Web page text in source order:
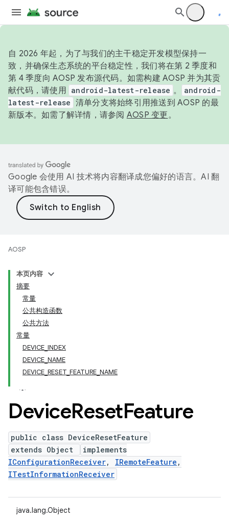
自 2026 年起，为了与我们的主干稳定开发模型保持一
致，并确保生态系统的平台稳定性，我们将在第 2 季度和
第 4 季度向 AOSP 发布源代码。如需构建 AOSP 并为其贡
献代码，请使用 android-latest-release 。
android-
latest-release 清单分支将始终引用推送到 AOSP 的最
新版本。如需了解详情，请参阅 AOSP 变更。
Google 会使用 AI 技术将内容翻译成您偏好的语言。AI 翻
译可能包含错误。
AOSP
本页内容
摘要
常量
公共构造函数
公共方法
常量
DEVICE_INDEX
DEVICE_NAME
DEVICE_RESET_FEATURE_NAME
DeviceResetFeature
public class DeviceResetFeature
extends Object
implements
IConfigurationReceiver, IRemoteFeature ,
ITestInformationReceiver
java.lang.Object